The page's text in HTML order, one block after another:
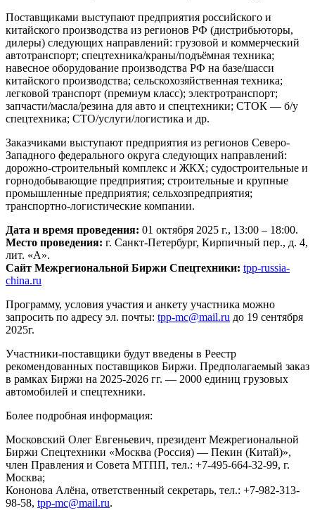
Поставщиками выступают предприятия российского и
китайского производства из регионов РФ (дистрибьюторы,
дилеры) следующих направлений: грузовой и коммерческий
автотранспорт; спецтехника/краны/подъёмная техника;
навесное оборудование производства РФ на базе/шасси
китайского производства; сельскохозяйственная техника;
легковой транспорт (премиум класс); электротранспорт;
запчасти/масла/резина для авто и спецтехники; СТОК — б/у
спецтехника; СТО/услуги/логистика и др.
Заказчиками выступают предприятия из регионов Северо-
Западного федерального округа следующих направлений:
дорожно-строительный комплекс и ЖКХ; судостроительные и
горнодобывающие предприятия; строительные и крупные
промышленные предприятия; сельхозпредприятия;
транспортно-логистические компании.
Дата и время проведения: 01 октября 2025 г., 13:00 – 18:00.
Место проведения: г. Санкт-Петербург, Кирпичный пер., д. 4,
лит. «А».
Сайт Межрегиональной Биржи Спецтехники: tpp-russia-
china.ru
Программу, условия участия и анкету участника можно
запросить по адресу эл. почты: tpp-mc@mail.ru до 19 сентября
2025г.
Участники-поставщики будут введены в Реестр
рекомендованных поставщиков Биржи. Предполагаемый заказ
в рамках Биржи на 2025-2026 гг. — 2000 единиц грузовых
автомобилей и спецтехники.
Более подробная информация:
Московский Олег Евгеньевич, президент Межрегиональной
Биржи Cпецтехники «Москва (Россия) — Пекин (Китай)»,
член Правления и Совета МТПП, тел.: +7-495-664-32-99, г.
Москва;
Кононова Алёна, ответственный секретарь, тел.: +7-982-313-
98-58, tpp-mc@mail.ru.